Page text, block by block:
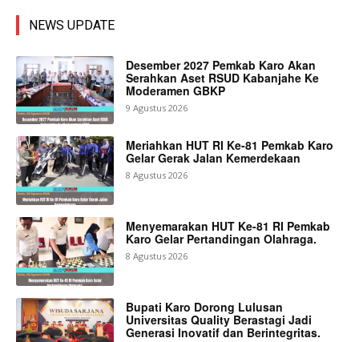
NEWS UPDATE
Desember 2027 Pemkab Karo Akan
Serahkan Aset RSUD Kabanjahe Ke
Moderamen GBKP
9 Agustus 2026
Meriahkan HUT RI Ke-81 Pemkab Karo
Gelar Gerak Jalan Kemerdekaan
8 Agustus 2026
Menyemarakan HUT Ke-81 RI Pemkab
Karo Gelar Pertandingan Olahraga.
8 Agustus 2026
Bupati Karo Dorong Lulusan
Universitas Quality Berastagi Jadi
Generasi Inovatif dan Berintegritas.